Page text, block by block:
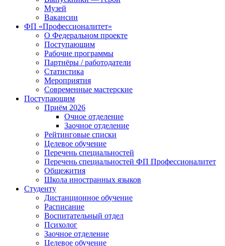
Музей
Вакансии
ФП «Профессионалитет»
О Федеральном проекте
Поступающим
Рабочие программы
Партнёры / работодатели
Статистика
Мероприятия
Современные мастерские
Поступающим
Приём 2026
Очное отделение
Заочное отделение
Рейтинговые списки
Целевое обучение
Перечень специальностей
Перечень специальностей ФП Профессионалитет
Общежития
Школа иностранных языков
Студенту
Дистанционное обучение
Расписание
Воспитательный отдел
Психолог
Заочное отделение
Целевое обучение